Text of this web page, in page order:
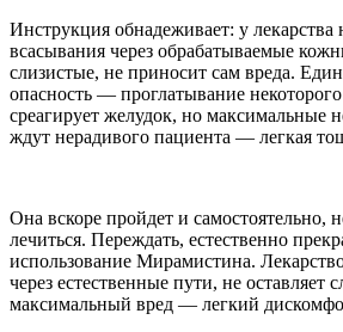
Инструкция обнадеживает: у лекарства
всасывания через обрабатываемые
слизистые, не приносит сам вреда.
опасность — проглатывание некоторого
среагирует желудок, но максимальные
ждут нерадивого пациента — легкая
Она вскоре пройдет и самостоятельно,
лечиться. Переждать, естественно
использование Мирамистина.
через естественные пути, не оставляет
максимальный вред — легкий